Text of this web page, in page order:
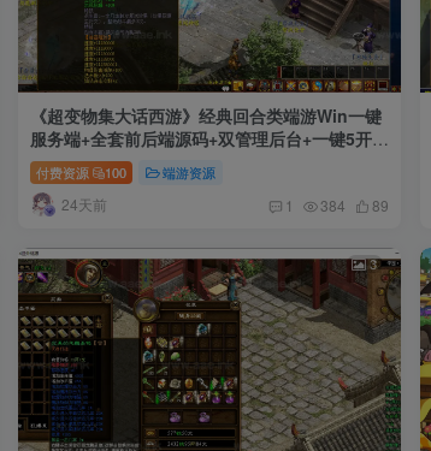
《超变物集大话西游》经典回合类端游Win一键
服务端+全套前后端源码+双管理后台+一键5开
+详细搭建教程
付费资源 100 端游资源
24天前 1 384 89
3